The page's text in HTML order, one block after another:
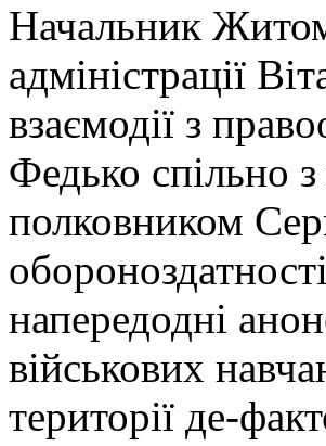
Начальник
адміністрації
взаємодії з
Федько спільно
полковником
напередодні
військових
території де-